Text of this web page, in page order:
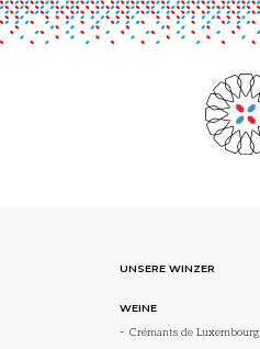
UNSERE WINZER
WEINE
Crémants de Luxembourg